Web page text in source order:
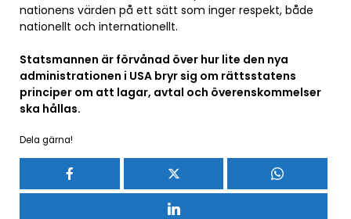
nationens värden på ett sätt som inger respekt, både
nationellt och internationellt.
Statsmannen är förvånad över hur lite den nya
administrationen i USA bryr sig om rättsstatens
principer om att lagar, avtal och överenskommelser
ska hållas.
Dela gärna!